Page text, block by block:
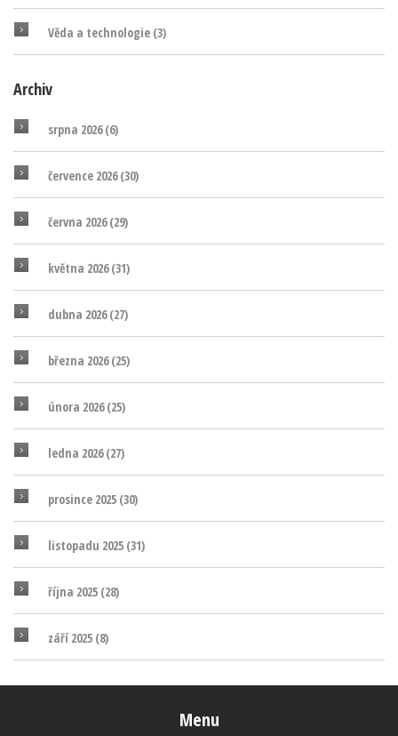
Věda a technologie (3)
Archiv
srpna 2026(6)
července 2026(30)
června 2026(29)
května 2026(31)
dubna 2026(27)
března 2026(25)
února 2026(25)
ledna 2026(27)
prosince 2025 (30)
listopadu 2025 (31)
října 2025 (28)
září 2025 (8)
Menu